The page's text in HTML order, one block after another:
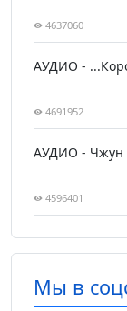
4637060
АУДИО -
4691952
АУДИО - Чжун
4596401
Мы в